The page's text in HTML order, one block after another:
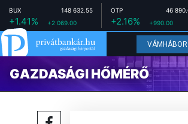
BUX 148 632.55
+1.41% +2 069.00
OTP 46
+2.16% +990.00
GAZDASÁGI HŐMÉRŐ